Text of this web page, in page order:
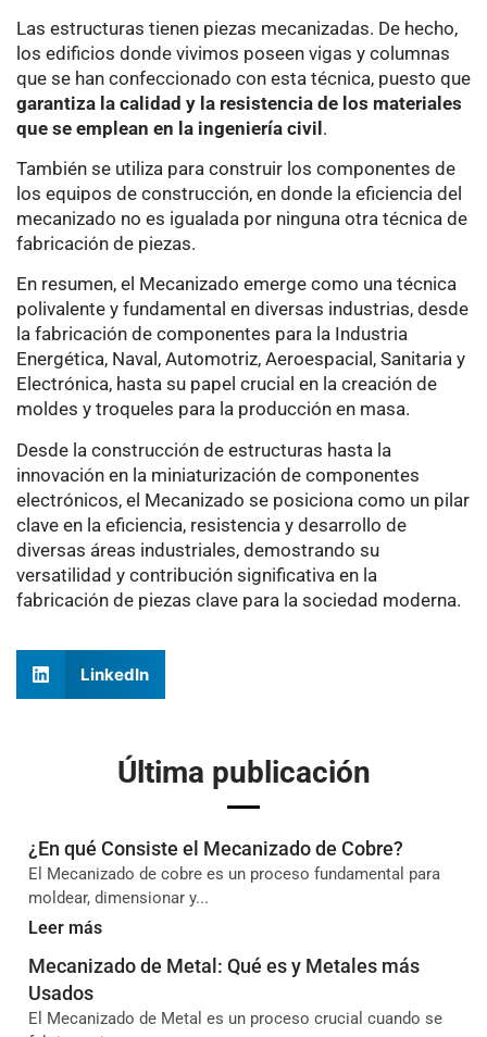
Las estructuras tienen piezas mecanizadas. De hecho,
los edificios donde vivimos poseen vigas y columnas
que se han confeccionado con esta técnica, puesto que
garantiza la calidad y la resistencia de los materiales
que se emplean en la ingeniería civil.
También se utiliza para construir los componentes de
los equipos de construcción, en donde la eficiencia del
mecanizado no es igualada por ninguna otra técnica de
fabricación de piezas.
En resumen, el Mecanizado emerge como una técnica
polivalente y fundamental en diversas industrias, desde
la fabricación de componentes para la Industria
Energética, Naval, Automotriz, Aeroespacial, Sanitaria y
Electrónica, hasta su papel crucial en la creación de
moldes y troqueles para la producción en masa.
Desde la construcción de estructuras hasta la
innovación en la miniaturización de componentes
electrónicos, el Mecanizado se posiciona como un pilar
clave en la eficiencia, resistencia y desarrollo de
diversas áreas industriales, demostrando su
versatilidad y contribución significativa en la
fabricación de piezas clave para la sociedad moderna.
LinkedIn
Última publicación
¿En qué Consiste el Mecanizado de Cobre?
El Mecanizado de cobre es un proceso fundamental para
moldear, dimensionar y...
Leer más
Mecanizado de Metal: Qué es y Metales más
Usados
El Mecanizado de Metal es un proceso crucial cuando se